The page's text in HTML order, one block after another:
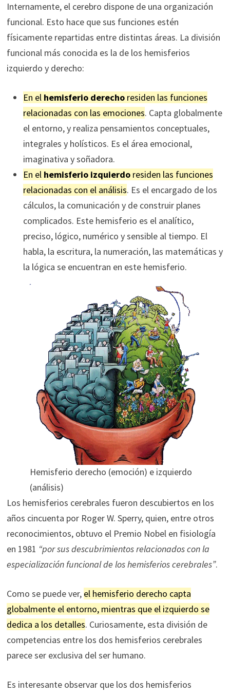
Internamente, el cerebro dispone de una organización
funcional. Esto hace que sus funciones estén
físicamente repartidas entre distintas áreas. La división
funcional más conocida es la de los hemisferios
izquierdo y derecho:
En el hemisferio derechoresiden las funciones
relacionadas con las emociones. Capta globalmente
el entorno, y realiza pensamientos conceptuales,
integrales y holísticos. Es el área emocional,
imaginativa y soñadora.
En el hemisferio izquierdoresiden las funciones
relacionadas con el análisis. Es el encargado de los
cálculos, la comunicación y de construir planes
complicados. Este hemisferio es el analítico,
preciso, lógico, numérico y sensible al tiempo. El
habla, la escritura, la numeración, las matemáticas y
la lógica se encuentran en este hemisferio.
Hemisferio derecho (emoción) e izquierdo
(análisis)
Los hemisferios cerebrales fueron descubiertos en los
años cincuenta por Roger W. Sperry, quien, entre otros
reconocimientos, obtuvo el Premio Nobel en fisiología
en 1981 “por sus descubrimientos relacionados con la
especialización funcional de los hemisferios cerebrales”.
Como se puede ver, el hemisferio derecho capta
globalmente el entorno, mientras que el izquierdo se
dedica a los detalles. Curiosamente, esta división de
competencias entre los dos hemisferios cerebrales
parece ser exclusiva del ser humano.
Es interesante observar que los dos hemisferios